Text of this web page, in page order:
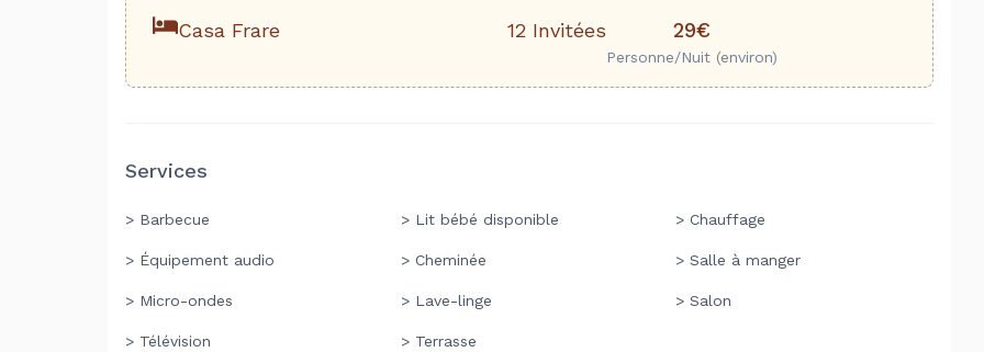
Casa Frare 12 Invitées 29€
Personne/Nuit (environ)
Services
> Barbecue > Lit bébé disponible > Chauffage
> Équipement audio > Cheminée > Salle à manger
> Micro-ondes > Lave-linge > Salon
> Télévision > Terrasse